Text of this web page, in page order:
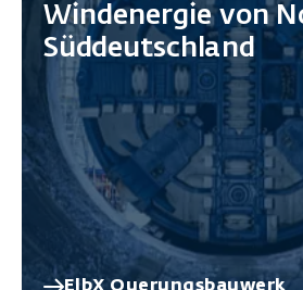
Windenergie von
Süddeutschland
ElbX Querungsbauwerk